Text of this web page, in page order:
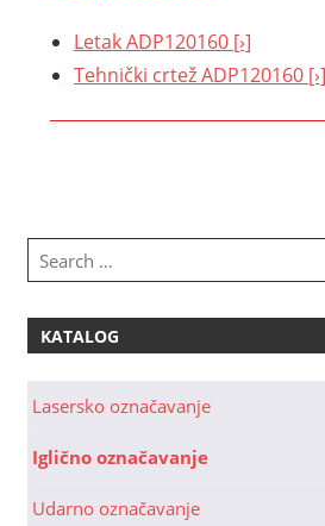
Letak ADP120160 [›]
Tehnički crtež ADP120160 [›]
KATALOG
Lasersko označavanje
Iglično označavanje
Udarno označavanje